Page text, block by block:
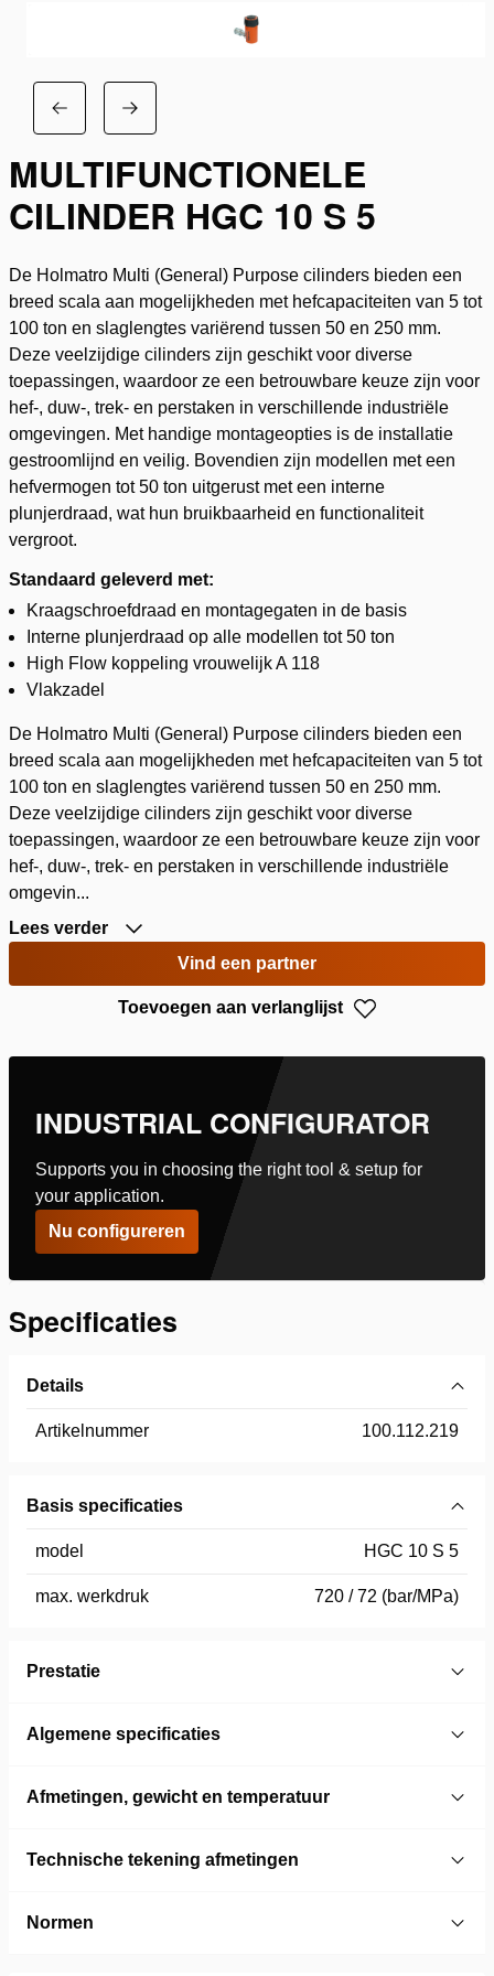
MULTIFUNCTIONELE
CILINDER HGC 10 S 5
De Holmatro Multi (General) Purpose cilinders bieden een
breed scala aan mogelijkheden met hefcapaciteiten van 5 tot
100 ton en slaglengtes variërend tussen 50 en 250 mm.
Deze veelzijdige cilinders zijn geschikt voor diverse
toepassingen, waardoor ze een betrouwbare keuze zijn voor
hef-, duw-, trek- en perstaken in verschillende industriële
omgevingen. Met handige montageopties is de installatie
gestroomlijnd en veilig. Bovendien zijn modellen met een
hefvermogen tot 50 ton uitgerust met een interne
plunjerdraad, wat hun bruikbaarheid en functionaliteit
vergroot.
Standaard geleverd met:
Kraagschroefdraad en montagegaten in de basis
Interne plunjerdraad op alle modellen tot 50 ton
High Flow koppeling vrouwelijk A 118
Vlakzadel
De Holmatro Multi (General) Purpose cilinders bieden een
breed scala aan mogelijkheden met hefcapaciteiten van 5 tot
100 ton en slaglengtes variërend tussen 50 en 250 mm.
Deze veelzijdige cilinders zijn geschikt voor diverse
toepassingen, waardoor ze een betrouwbare keuze zijn voor
hef-, duw-, trek- en perstaken in verschillende industriële
omgevin...
Lees verder
Vind een partner
Toevoegen aan verlanglijst
INDUSTRIAL CONFIGURATOR
Supports you in choosing the right tool & setup for
your application.
Nu configureren
Specificaties
Details
Artikelnummer 100.112.219
Basis specificaties
model HGC 10 S 5
max. werkdruk 720 / 72 (bar/MPa)
Prestatie
Algemene specificaties
Afmetingen, gewicht en temperatuur
Technische tekening afmetingen
Normen